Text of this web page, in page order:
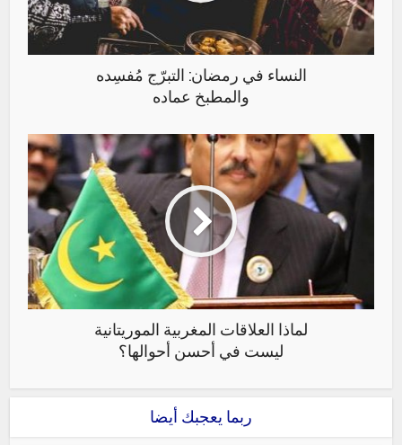
النساء في رمضان: التبرّج مُفسِده
والمطبخ عماده
لماذا العلاقات المغربية الموريتانية
ليست في أحسن أحوالها؟
ربما يعجبك أيضا